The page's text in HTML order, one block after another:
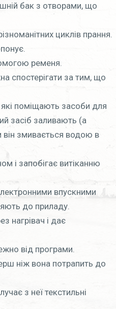
бак з отворами, що
циклів прання.
ременя.
спостерігати за тим, що
які поміщають засоби для
засіб заливають (а
змивається водою в
і запобігає витіканню
впускними
до приладу.
нагрівач і дає
від програми.
ніж вона потрапить до
з неї текстильні